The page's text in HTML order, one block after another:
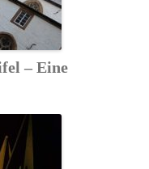
– Eine